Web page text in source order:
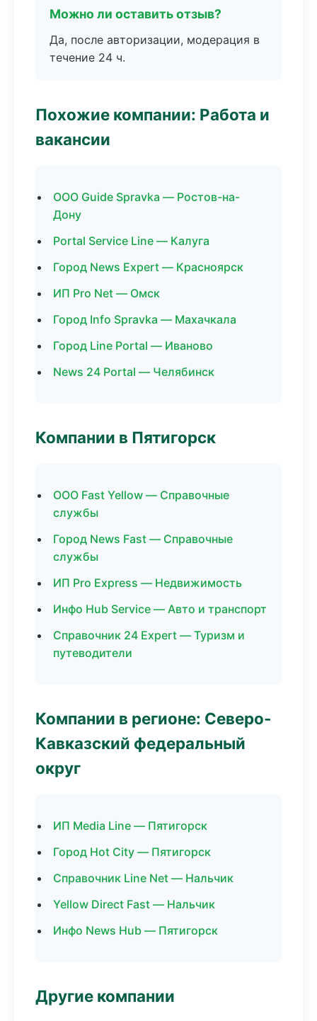
Можно ли оставить отзыв?
Да, после авторизации, модерация в
течение 24 ч.
Похожие компании: Работа и
вакансии
ООО Guide Spravka — Ростов-на-
Дону
Portal Service Line — Калуга
Город News Expert — Красноярск
ИП Pro Net — Омск
Город Info Spravka — Махачкала
Город Line Portal — Иваново
News 24 Portal — Челябинск
Компании в Пятигорск
ООО Fast Yellow — Справочные
службы
Город News Fast — Справочные
службы
ИП Pro Express — Недвижимость
Инфо Hub Service — Авто и транспорт
Справочник 24 Expert — Туризм и
путеводители
Компании в регионе: Северо-
Кавказский федеральный
округ
ИП Media Line — Пятигорск
Город Hot City — Пятигорск
Справочник Line Net — Нальчик
Yellow Direct Fast — Нальчик
Инфо News Hub — Пятигорск
Другие компании